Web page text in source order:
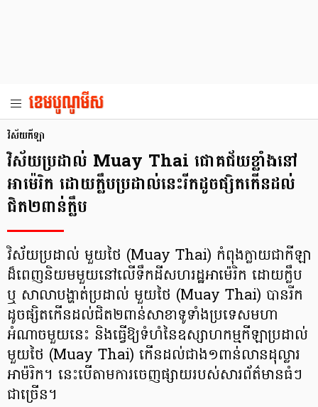
វិស័យកីឡា
វិស័យប្រដាល់ Muay Thai ជោគជ័យខ្លាំងនៅ
អាម៉េរិក ដោយក្លឹបប្រដាល់នេះរីកដូចផ្សិតកើនដល់
ជិត២ពាន់ក្លឹប
វិស័យប្រដាល់ មួយថៃ (Muay Thai) កំពុងក្លាយជាកីឡា
ដ៏ពេញនិយមមួយនៅលើទឹកដីសហរដ្ឋអាម៉េរិក ដោយក្លឹប
ឬ សាលាបង្ហាត់ប្រដាល់ មួយថៃ (Muay Thai) បានរីក
ដូចផ្សិតកើនដល់ជិត២ពាន់សាខាទូទាំងប្រទេសមហា
អំណាចមួយនេះ និងធ្វើឱ្យទំហំនៃឧស្សាហកម្មកីឡាប្រដាល់
មួយថៃ (Muay Thai) កើនដល់ជាង១ពាន់លានដុល្លារ
អាម៉រិក។ នេះបើតាមការចេញផ្សាយរបស់សារព័ត៌មានធំៗ
ជាច្រើន។